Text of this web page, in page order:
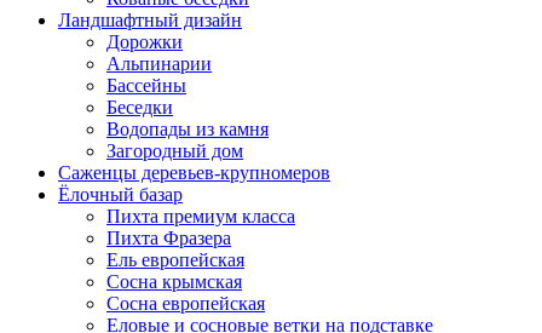
Ландшафтный дизайн
Дорожки
Альпинарии
Бассейны
Беседки
Водопады из камня
Загородный дом
Саженцы деревьев-крупномеров
Ёлочный базар
Пихта премиум класса
Пихта Фразера
Ель европейская
Сосна крымская
Сосна европейская
Еловые и сосновые ветки на подставке